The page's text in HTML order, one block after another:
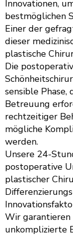
Innovationen,
bestmöglichen
Einer der
dieser
plastische
Die
sensible Phase,
Betreuung
rechtzeitiger
mögliche
werden.
Unsere 24-
postoperative
plastischer
Wir garantieren
unkomplizierte